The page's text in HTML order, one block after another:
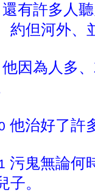
還有許多人
約但河外、
他因為人多
他治好了許
污鬼無論何
子。